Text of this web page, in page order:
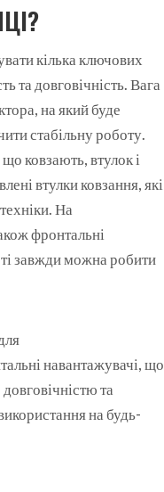
кілька ключових
та довговічність. Вага
на який буде
стабільну роботу.
ковзають, втулок і
втулки ковзання, які
На
фронтальні
завжди можна робити
навантажувачі, що
та
на будь-